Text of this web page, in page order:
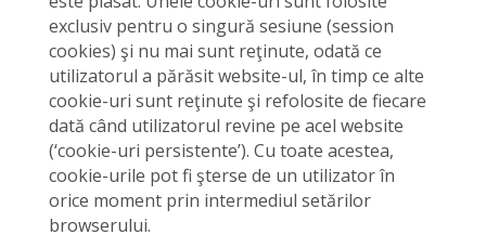
exclusiv pentru o singură sesiune (session
cookies) şi nu mai sunt reţinute, odată ce
utilizatorul a părăsit website-ul, în timp ce alte
cookie-uri sunt reţinute şi refolosite de fiecare
dată când utilizatorul revine pe acel website
(‘cookie-uri persistente’). Cu toate acestea,
cookie-urile pot fi şterse de un utilizator în
orice moment prin intermediul setărilor
browserului.